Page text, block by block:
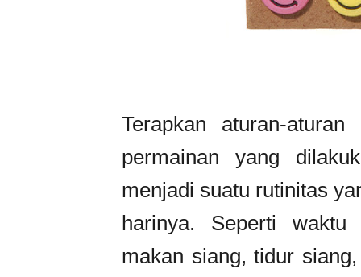
Terapkan aturan-
permainan yang
menjadi suatu rutinitas
harinya. Seperti waktu
makan siang, tidur